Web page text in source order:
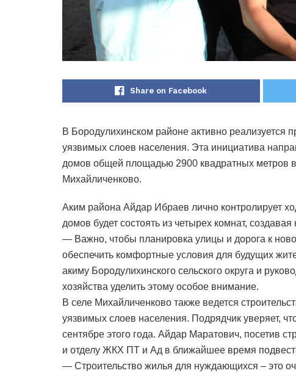
Share on Facebook
В Бородулихинском районе активно
уязвимых слоев населения. Эта инициатива
домов общей площадью 2900 квадратных метров
Михайличенково.
Аким района Айдар Ибраев лично контролирует
домов будет состоять из четырех комнат,
— Важно, чтобы планировка улицы и дорога к
обеспечить комфортные условия для будущих
акиму Бородулихинского сельского округа и
хозяйства уделить этому особое внимание.
В селе Михайличенково также ведется
уязвимых слоев населения. Подрядчик уверяет,
сентябре этого года. Айдар Маратович, посетив
и отделу ЖКХ ПТ и Ад в ближайшее время
— Строительство жилья для нуждающихся – это